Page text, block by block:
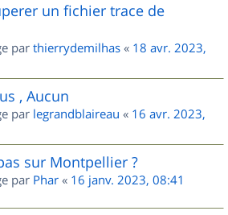
un fichier trace de
par thierrydemilhas « 18 avr. 2023,
, Aucun
par legrandblaireau « 16 avr. 2023,
sur Montpellier ?
par Phar « 16 janv. 2023, 08:41